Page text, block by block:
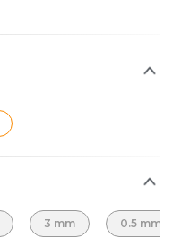
3 mm 0.5 mm